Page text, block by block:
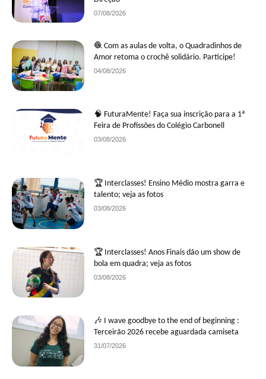
07/08/2026
🧶 Com as aulas de volta, o Quadradinhos de
Amor retoma o crochê solidário. Participe!
04/08/2026
🧠 FuturaMente! Faça sua inscrição para a 1ª
Feira de Profissões do Colégio Carbonell
03/08/2026
🏆 Interclasses! Ensino Médio mostra garra e
talento; veja as fotos
03/08/2026
🏆 Interclasses! Anos Finais dão um show de
bola em quadra; veja as fotos
03/08/2026
🎶 I wave goodbye to the end of beginning :
Terceirão 2026 recebe aguardada camiseta
31/07/2026